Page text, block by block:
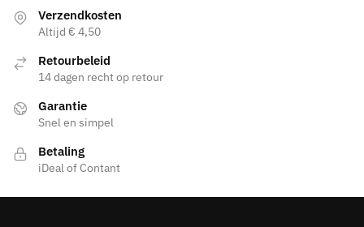
de
productpagina
Verzendkosten
Altijd € 4,50
Retourbeleid
14 dagen recht op retour
Garantie
Snel en simpel
Betaling
iDeal of Contant